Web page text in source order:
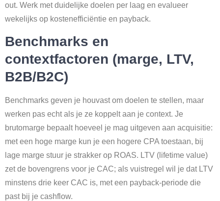
out. Werk met duidelijke doelen per laag en evalueer
wekelijks op kostenefficiëntie en payback.
Benchmarks en
contextfactoren (marge, LTV,
B2B/B2C)
Benchmarks geven je houvast om doelen te stellen, maar
werken pas echt als je ze koppelt aan je context. Je
brutomarge bepaalt hoeveel je mag uitgeven aan acquisitie:
met een hoge marge kun je een hogere CPA toestaan, bij
lage marge stuur je strakker op ROAS. LTV (lifetime value)
zet de bovengrens voor je CAC; als vuistregel wil je dat LTV
minstens drie keer CAC is, met een payback-periode die
past bij je cashflow.